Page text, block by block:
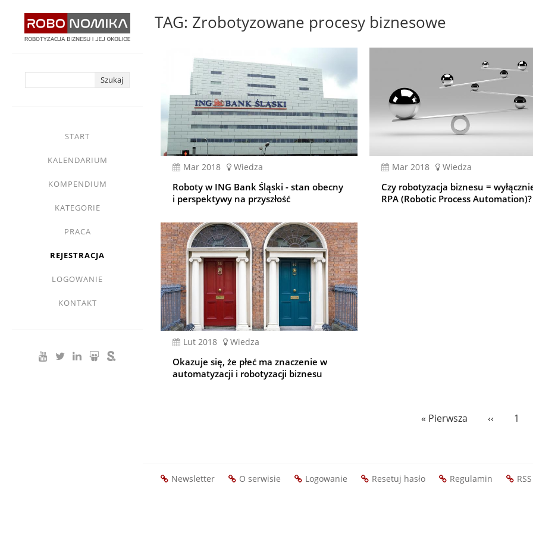
START
KALENDARIUM
KOMPENDIUM
KATEGORIE
PRACA
REJESTRACJA
LOGOWANIE
KONTAKT
TAG: Zrobotyzowane procesy biznesowe
mar 2018 Wiedza
Roboty w ING Bank Śląski - stan obecny
i perspektywy na przyszłość
mar 2018 Wiedza
Czy robotyzacja biznesu =
RPA (Robotic Process Automation)?
lut 2018 Wiedza
Okazuje się, że płeć ma znaczenie w
automatyzacji i robotyzacji biznesu
Pierwsza
« Pierwsza
Poprzednia
‹‹ Page
1
Newsletter O serwisie Logowanie Resetuj hasło Regulamin RSS